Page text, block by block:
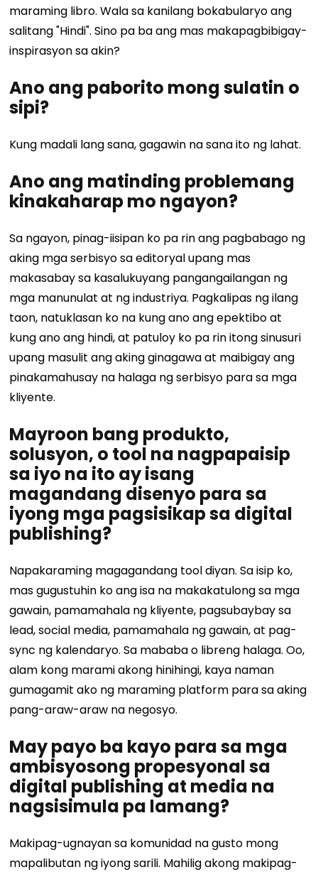
maraming libro. Wala sa kanilang bokabularyo ang
salitang "Hindi". Sino pa ba ang mas makapagbibigay-
inspirasyon sa akin?
Ano ang paborito mong sulatin o
sipi?
Kung madali lang sana, gagawin na sana ito ng lahat.
Ano ang matinding problemang
kinakaharap mo ngayon?
Sa ngayon, pinag-iisipan ko pa rin ang pagbabago ng
aking mga serbisyo sa editoryal upang mas
makasabay sa kasalukuyang pangangailangan ng
mga manunulat at ng industriya. Pagkalipas ng ilang
taon, natuklasan ko na kung ano ang epektibo at
kung ano ang hindi, at patuloy ko pa rin itong sinusuri
upang masulit ang aking ginagawa at maibigay ang
pinakamahusay na halaga ng serbisyo para sa mga
kliyente.
Mayroon bang produkto,
solusyon, o tool na nagpapaisip
sa iyo na ito ay isang
magandang disenyo para sa
iyong mga pagsisikap sa digital
publishing?
Napakaraming magagandang tool diyan. Sa isip ko,
mas gugustuhin ko ang isa na makakatulong sa mga
gawain, pamamahala ng kliyente, pagsubaybay sa
lead, social media, pamamahala ng gawain, at pag-
sync ng kalendaryo. Sa mababa o libreng halaga. Oo,
alam kong marami akong hinihingi, kaya naman
gumagamit ako ng maraming platform para sa aking
pang-araw-araw na negosyo.
May payo ba kayo para sa mga
ambisyosong propesyonal sa
digital publishing at media na
nagsisimula pa lamang?
Makipag-ugnayan sa komunidad na gusto mong
mapalibutan ng iyong sarili. Mahilig akong makipag-